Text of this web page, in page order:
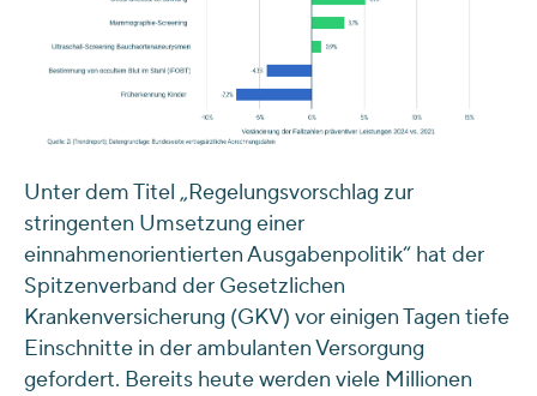
Unter dem Titel „Regelungsvorschlag zur
stringenten Umsetzung einer
einnahmenorientierten Ausgabenpolitik“ hat der
Spitzenverband der Gesetzlichen
Krankenversicherung (GKV) vor einigen Tagen tiefe
Einschnitte in der ambulanten Versorgung
gefordert. Bereits heute werden viele Millionen